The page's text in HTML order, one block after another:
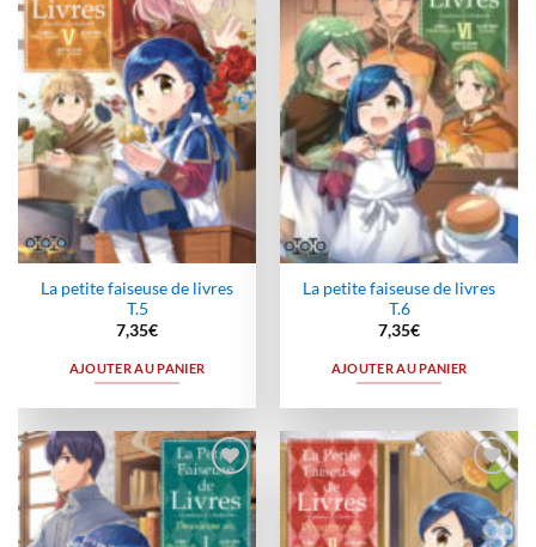
à la
wishlist
La petite faiseuse de livres
T.5
7,35€
AJOUTER AU PANIER
à la
wishlist
La petite faiseuse de livres
T.6
7,35€
AJOUTER AU PANIER
Ajouter
à la
wishlist
Ajouter
à la
wishlist